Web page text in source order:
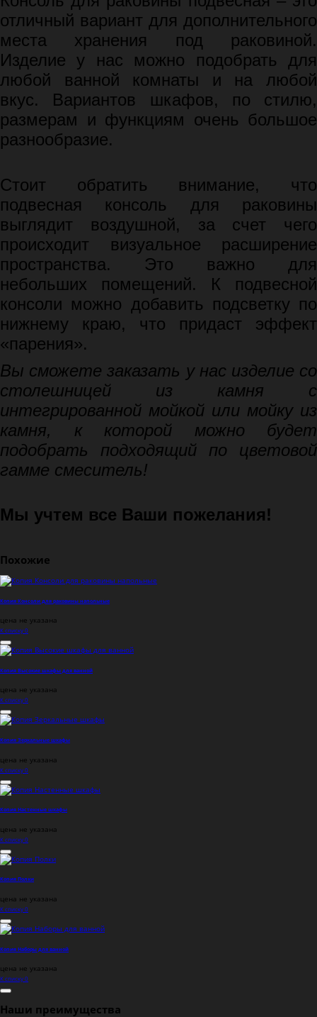
отличный вариант для дополнительного
места хранения под раковиной.
Изделие у нас можно подобрать для
любой ванной комнаты и на любой
вкус. Вариантов шкафов, по стилю,
размерам и функциям очень большое
разнообразие.
Стоит обратить внимание, что
подвесная консоль для раковины
выглядит воздушной, за счет чего
происходит визуальное расширение
пространства. Это важно для
небольших помещений. К подвесной
консоли можно добавить подсветку по
нижнему краю, что придаст эффект
«парения».
Вы сможете заказать у нас изделие со
столешницей из камня с
интегрированной мойкой или мойку из
камня, к которой можно будет
подобрать подходящий по цветовой
гамме смеситель!
Мы учтем все Ваши пожелания!
Похожие
Копия Консоли для раковины напольные
цена не указана
К списку0
Копия Высокие шкафы для ванной
цена не указана
К списку0
Копия Зеркальные шкафы
цена не указана
К списку0
Копия Настенные шкафы
цена не указана
К списку0
Копия Полки
цена не указана
К списку0
Копия Наборы для ванной
цена не указана
К списку0
Наши преимущества